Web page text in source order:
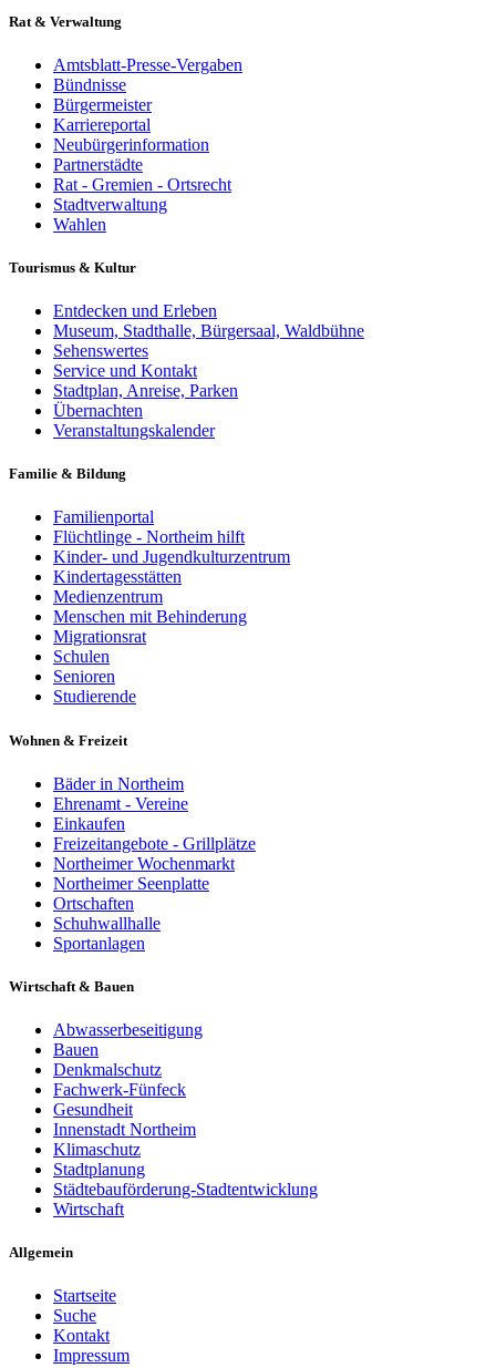
Rat & Verwaltung
Amtsblatt-Presse-Vergaben
Bündnisse
Bürgermeister
Karriereportal
Neubürgerinformation
Partnerstädte
Rat - Gremien - Ortsrecht
Stadtverwaltung
Wahlen
Tourismus & Kultur
Entdecken und Erleben
Museum, Stadthalle, Bürgersaal, Waldbühne
Sehenswertes
Service und Kontakt
Stadtplan, Anreise, Parken
Übernachten
Veranstaltungskalender
Familie & Bildung
Familienportal
Flüchtlinge - Northeim hilft
Kinder- und Jugendkulturzentrum
Kindertagesstätten
Medienzentrum
Menschen mit Behinderung
Migrationsrat
Schulen
Senioren
Studierende
Wohnen & Freizeit
Bäder in Northeim
Ehrenamt - Vereine
Einkaufen
Freizeitangebote - Grillplätze
Northeimer Wochenmarkt
Northeimer Seenplatte
Ortschaften
Schuhwallhalle
Sportanlagen
Wirtschaft & Bauen
Abwasserbeseitigung
Bauen
Denkmalschutz
Fachwerk-Fünfeck
Gesundheit
Innenstadt Northeim
Klimaschutz
Stadtplanung
Städtebauförderung-Stadtentwicklung
Wirtschaft
Allgemein
Startseite
Suche
Kontakt
Impressum